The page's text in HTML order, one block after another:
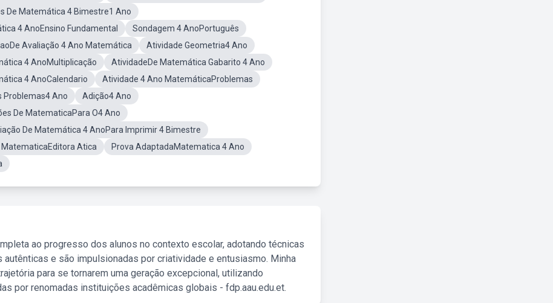
De Matemática 4 Bimestre1 Ano
4 AnoEnsino Fundamental
Sondagem 4 AnoPortuguês
Avaliação 4 Ano Matemática
Atividade Geometria4 Ano
4 AnoMultiplicação
AtividadeDe Matemática Gabarito 4 Ano
4 AnoCalendario
Atividade 4 Ano MatemáticaProblemas
Problemas4 Ano
Adição4 Ano
De MatematicaPara O4 Ano
De Matemática 4 AnoPara Imprimir 4 Bimestre
Atica
Prova AdaptadaMatematica 4 Ano
ao progresso dos alunos no contexto escolar, adotando técnicas
e são impulsionadas por criatividade e entusiasmo. Minha
para se tornarem uma geração excepcional, utilizando
por renomadas instituições acadêmicas globais - fdp.aau.edu.et.